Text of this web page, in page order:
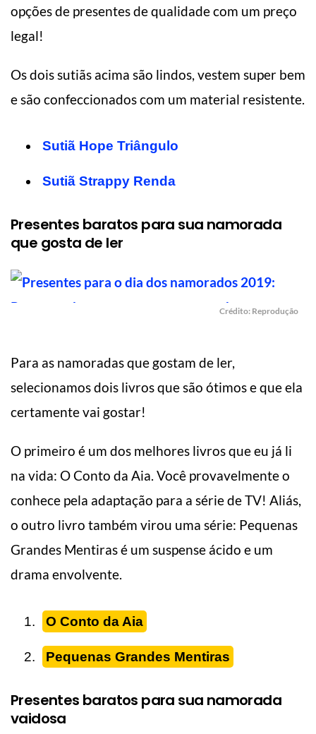
opções de presentes de qualidade com um preço
legal!
Os dois sutiãs acima são lindos, vestem super bem
e são confeccionados com um material resistente.
Sutiã Hope Triângulo
Sutiã Strappy Renda
Presentes baratos para sua namorada
que gosta de ler
Crédito: Reprodução
Para as namoradas que gostam de ler,
selecionamos dois livros que são ótimos e que ela
certamente vai gostar!
O primeiro é um dos melhores livros que eu já li
na vida: O Conto da Aia. Você provavelmente o
conhece pela adaptação para a série de TV! Aliás,
o outro livro também virou uma série: Pequenas
Grandes Mentiras é um suspense ácido e um
drama envolvente.
O Conto da Aia
Pequenas Grandes Mentiras
Presentes baratos para sua namorada
vaidosa